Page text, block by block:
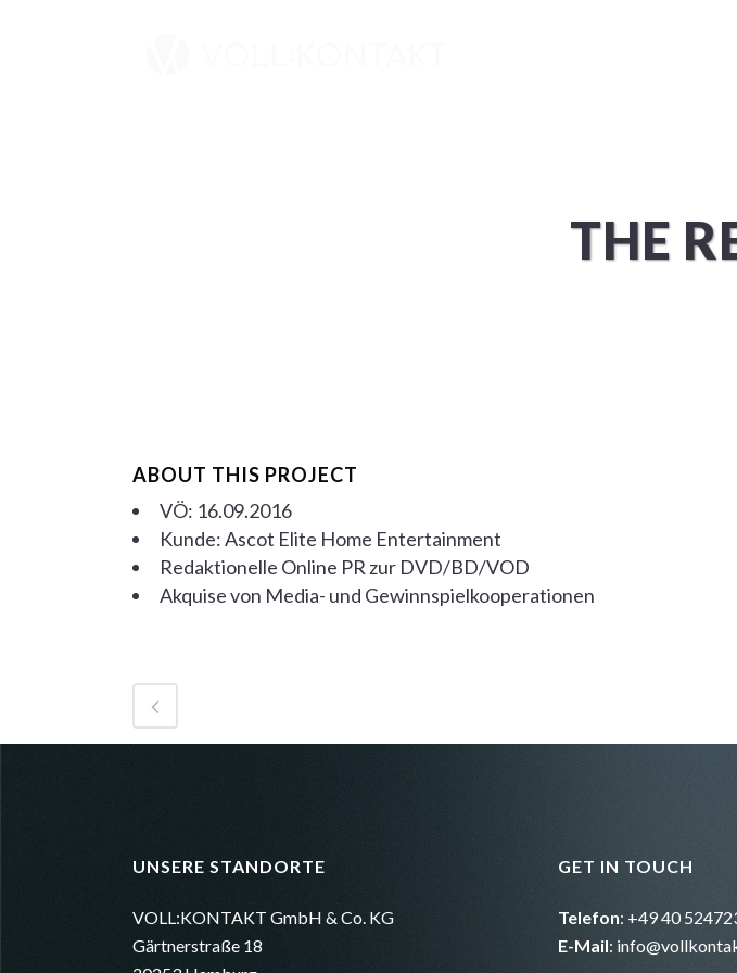
THE
ABOUT THIS PROJECT
VÖ: 16.09.2016
Kunde: Ascot Elite Home Entertainment
Redaktionelle Online PR zur DVD/BD/VOD
Akquise von Media- und Gewinnspielkooperationen
UNSERE STANDORTE
VOLL:KONTAKT GmbH & Co. KG
Gärtnerstraße 18
GET IN TOUCH
Telefon: +49 40
E-Mail: